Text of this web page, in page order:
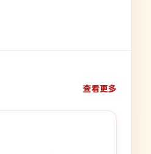
查看更多
88:06